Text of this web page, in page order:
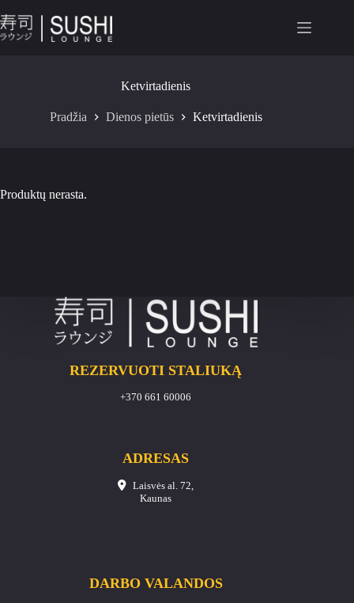
Ketvirtadienis
Pradžia Dienos pietūs Ketvirtadienis
Produktų nerasta.
REZERVUOTI STALIUKĄ
+370 661 60006
ADRESAS
Laisvės al. 72,
Kaunas
DARBO VALANDOS